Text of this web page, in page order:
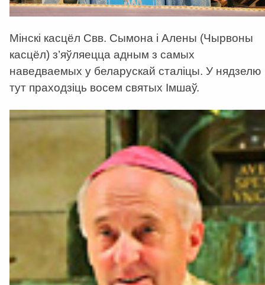
Мінскі касцёл Свв. Сымона і Алены (Чырвоны
касцёл) з’яўляецца адным з самых
наведваемых у беларускай сталіцы. У нядзелю
тут праходзіць восем святых Імшаў.